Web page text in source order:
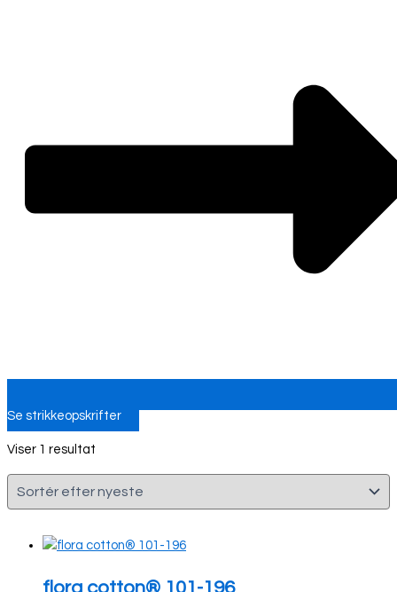
Se strikkeopskrifter
Viser 1 resultat